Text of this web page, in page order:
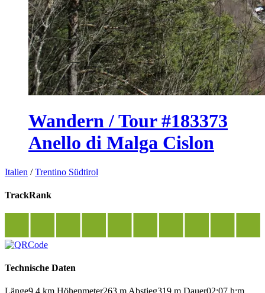
Wandern / Tour #183373
Anello di Malga Cislon
Italien /Trentino Südtirol
TrackRank
Technische Daten